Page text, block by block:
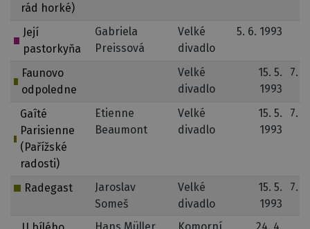
rád horké)
Její
pastorkyňa
Gabriela
Preissová
Velké
divadlo
5. 6. 1993
Faunovo
odpoledne
Velké
divadlo
15. 5.
1993
7.
Gaîté
Parisienne
(Pařížské
radosti)
Etienne
Beaumont
Velké
divadlo
15. 5.
1993
7.
Radegast
Jaroslav
Someš
Velké
divadlo
15. 5.
1993
7.